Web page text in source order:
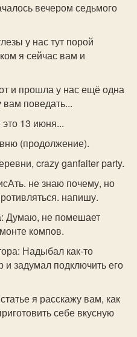
вечером седьмого
у нас тут порой
я сейчас вам и
и прошла у нас ещё одна
вам поведать...
13 июня...
(продолжение).
crazy ganfaiter party.
не знаю почему, но
напишу.
Думаю, не помешает
компов.
Надыбал как-то
задумал подключить его
я расскажу вам, как
себе вкусную